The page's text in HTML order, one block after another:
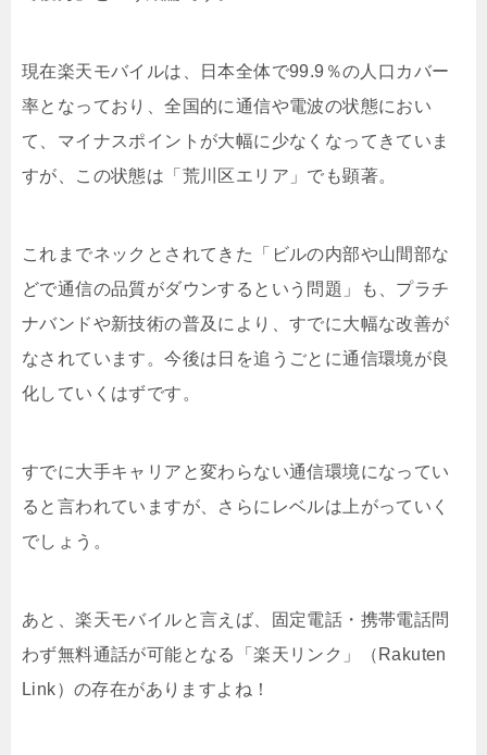
現在楽天モバイルは、日本全体で99.9％の人口カバー
率となっており、全国的に通信や電波の状態におい
て、マイナスポイントが大幅に少なくなってきていま
すが、この状態は「荒川区エリア」でも顕著。
これまでネックとされてきた「ビルの内部や山間部な
どで通信の品質がダウンするという問題」も、プラチ
ナバンドや新技術の普及により、すでに大幅な改善が
なされています。今後は日を追うごとに通信環境が良
化していくはずです。
すでに大手キャリアと変わらない通信環境になってい
ると言われていますが、さらにレベルは上がっていく
でしょう。
あと、楽天モバイルと言えば、固定電話・携帯電話問
わず無料通話が可能となる「楽天リンク」（Rakuten
Link）の存在がありますよね！